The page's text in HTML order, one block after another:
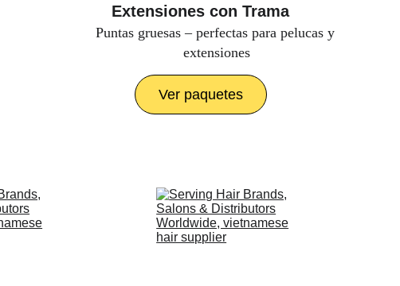
Extensiones con Trama
Puntas gruesas – perfectas para pelucas y
extensiones
Ver paquetes